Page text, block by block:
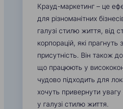
Крауд-маркетинг – це
для різноманітних
галузі стилю життя, від
корпорацій, які
присутність. Він також
що працюють у
чудово підходить для
хочуть привернути увагу
у галузі стилю життя.